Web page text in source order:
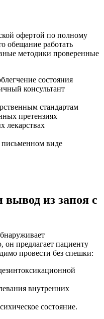
офертой по полному
обещание работать
методики проверенные
состояния
консультант
стандартам
претензиях
лекарствах
виде
вывод из запоя с
он предлагает пациенту
провести без спешки:
внутренних
состояние.